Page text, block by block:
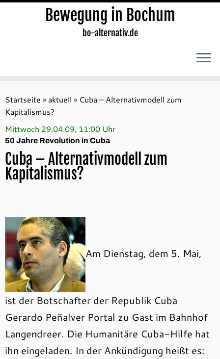
Inhalt
springen
Bewegung in Bochum
bo-alternativ.de
Startseite » aktuell » Cuba – Alternativmodell zum
Kapitalismus?
Mittwoch 29.04.09, 11:00 Uhr
50 Jahre Revolution in Cuba
Cuba – Alternativmodell zum
Kapitalismus?
Am Dienstag, dem 5. Mai,
ist der Botschafter der Republik Cuba
Gerardo Peñalver Portal zu Gast im Bahnhof
Langendreer. Die Humanitäre Cuba-Hilfe hat
ihn eingeladen. In der Ankündigung heißt es: